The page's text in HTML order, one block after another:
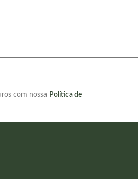
com nossa Política de